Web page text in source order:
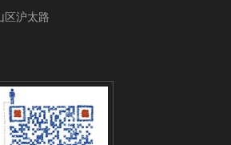
区沪太路